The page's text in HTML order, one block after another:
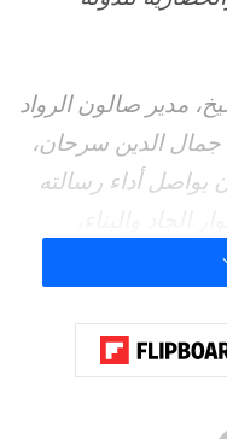
مدير صالون الرواد
جمال الدين سرحان،
يواصل أداء رسالته
المصيرية التي
والفنون، بل تمتد
والاقتصاد